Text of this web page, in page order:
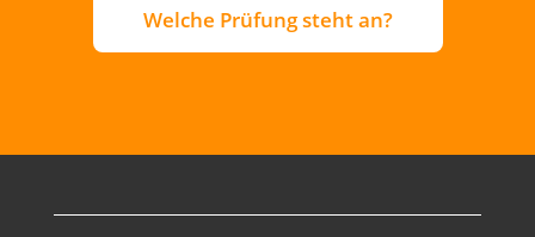
Welche Prüfung steht an?